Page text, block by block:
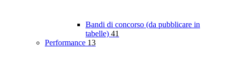
Bandi di concorso (da pubblicare in
tabelle) 41
Performance 13